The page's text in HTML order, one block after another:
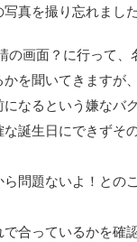
真を撮り忘れました
の画面？に行って、
を聞いてきますが、
なるという嫌なバ
誕生日にできずそ
問題ないよ！との
合っているかを確